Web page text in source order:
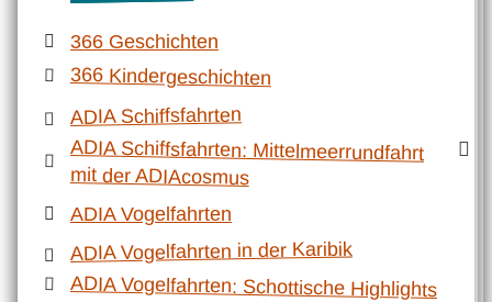
366 Geschichten
366 Kindergeschichten
ADIA Schiffsfahrten
ADIA Schiffsfahrten: Mittelmeerrundfahrt
mit der ADIAcosmus
ADIA Vogelfahrten
ADIA Vogelfahrten in der Karibik
ADIA Vogelfahrten: Schottische Highlights